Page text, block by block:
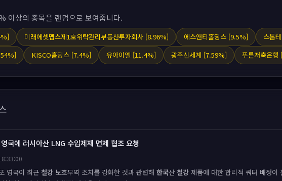
이상의 종목을 랜덤으로 보여줍니다.
미래에셋맵스제1호위탁관리부동산투자회사 [8.96%] 에스앤티홀딩스 [9.5%]
스톰
KISCO홀딩스 [7.4%] 유아이엘 [11.4%] 광주신세계 [7.59%] 푸른저축은행
국에 러시아산 LNG 수입제재 면제 협조 요청
영국이 최근 철강 보호무역 조치를 강화한 것과 관련해 한국산철강 제품에 대한 합리적 쿼터 배정이